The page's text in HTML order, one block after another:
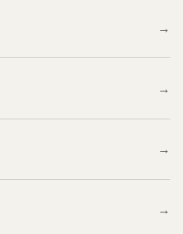
→
→
→
→